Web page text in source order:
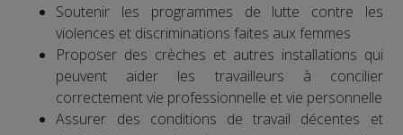
Soutenir les programmes de lutte contre les
violences et discriminations faites aux femmes
Proposer des crèches et autres installations qui
peuvent aider les travailleurs à concilier
correctement vie professionnelle et vie personnelle
Assurer des conditions de travail décentes et